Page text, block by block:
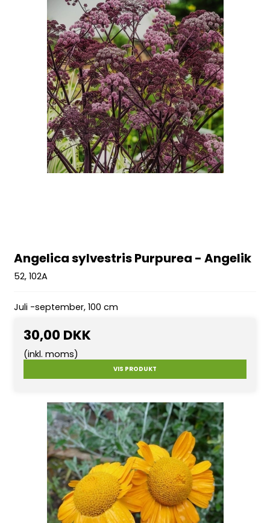
Angelica sylvestris Purpurea - Angelik
52, 102A
Juli -september, 100 cm
30,00 DKK
(inkl. moms)
VIS PRODUKT